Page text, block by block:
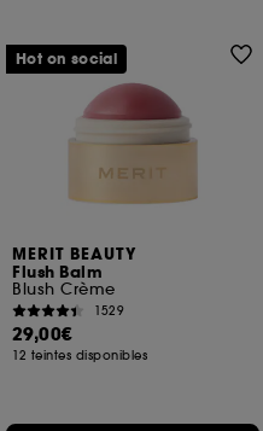
MERIT BEAUTY
Flush Balm
Blush Crème
1529
29,00€
12 teintes disponibles
Hot on social